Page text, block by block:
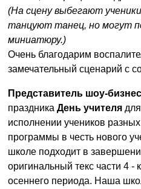
(На сцену выбегают ученики
танцуют танец, но могут
миниатюру.)
Очень благодарим
замечательный сценарий с
Представитель шоу-
праздника День учителя
исполнении учеников
программы в честь нового
школе подходит в
оригинальный текс части 4 -
осеннего периода. Наша